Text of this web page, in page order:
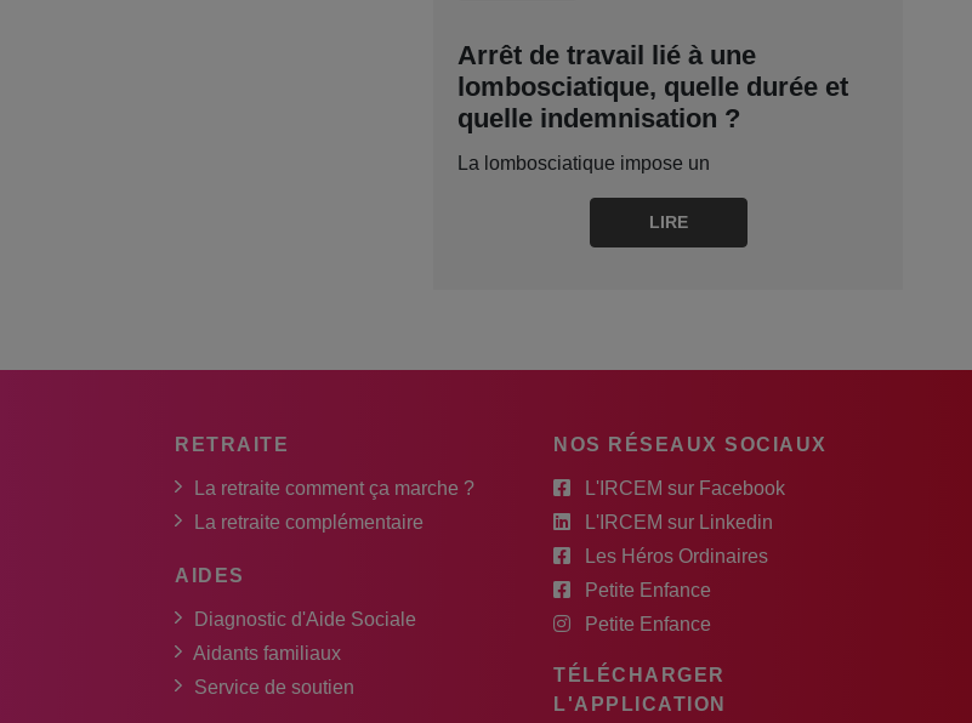
Arrêt de travail lié à une
lombosciatique, quelle durée et
quelle indemnisation ?
La lombosciatique impose un
LIRE
RETRAITE
La retraite comment ça marche ?
La retraite complémentaire
AIDES
Diagnostic d'Aide Sociale
Aidants familiaux
Service de soutien
NOS RÉSEAUX SOCIAUX
L'IRCEM sur Facebook
L'IRCEM sur Linkedin
Les Héros Ordinaires
Petite Enfance
Petite Enfance
TÉLÉCHARGER
L'APPLICATION